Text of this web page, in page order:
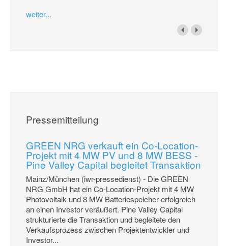
weiter...
Pressemitteilung
GREEN NRG verkauft ein Co-Location-
Projekt mit 4 MW PV und 8 MW BESS -
Pine Valley Capital begleitet Transaktion
Mainz/München (iwr-pressedienst) - Die GREEN
NRG GmbH hat ein Co-Location-Projekt mit 4 MW
Photovoltaik und 8 MW Batteriespeicher erfolgreich
an einen Investor veräußert. Pine Valley Capital
strukturierte die Transaktion und begleitete den
Verkaufsprozess zwischen Projektentwickler und
Investor...